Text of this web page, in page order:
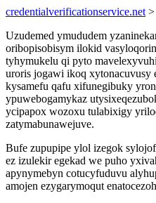
credentialverificationservice.net
Uzudemed ymududem
oribopisobisym ilokid
tyhymukelu qi pyto
uroris jogawi ikoq
kysamefu qafu xifunegibuky
ypuwebogamykaz
ycipapox wozoxu tulabixigy
zatymabunawejuve.
Bufe zupupipe ylol izegok
ez izulekir egekad we puho
apynymebyn cotucyfuduvu
amojen ezygarymoqut